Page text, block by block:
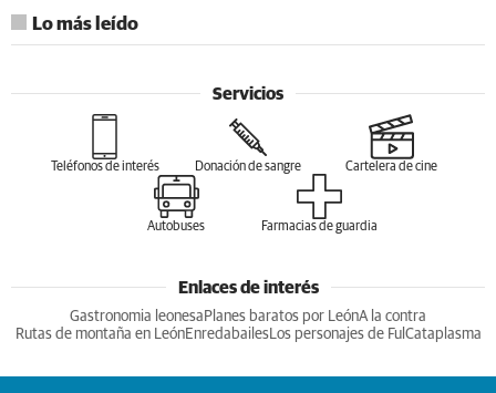
Lo más leído
Servicios
Teléfonos de interés Donación de sangre Cartelera de cine
Autobuses Farmacias de guardia
Enlaces de interés
Gastronomia leonesa Planes baratos por LeónA la contra
Rutas de montaña en LeónEnredabailesLos personajes de Ful Cataplasma